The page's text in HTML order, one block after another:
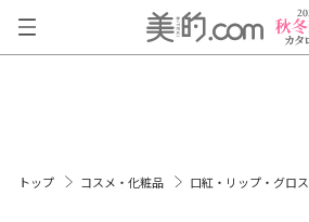
トップ コスメ・化粧品 口紅・リップ・グロス